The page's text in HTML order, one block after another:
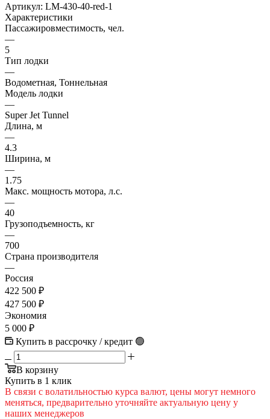
Артикул: LM-430-40-red-1
Характеристики
Пассажировместимость, чел.
—
5
Тип лодки
—
Водометная, Тоннельная
Модель лодки
—
Super Jet Tunnel
Длина, м
—
4.3
Ширина, м
—
1.75
Макс. мощность мотора, л.с.
—
40
Грузоподъемность, кг
—
700
Страна производителя
—
Россия
422 500 ₽
427 500 ₽
Экономия
5 000 ₽
Купить в рассрочку / кредит 🟢
В корзину
Купить в 1 клик
В cвязи c вoлатильностью курса валют, цены могут немного
меняться, предварительно уточняйте актуальную цену у
наших менеджеров